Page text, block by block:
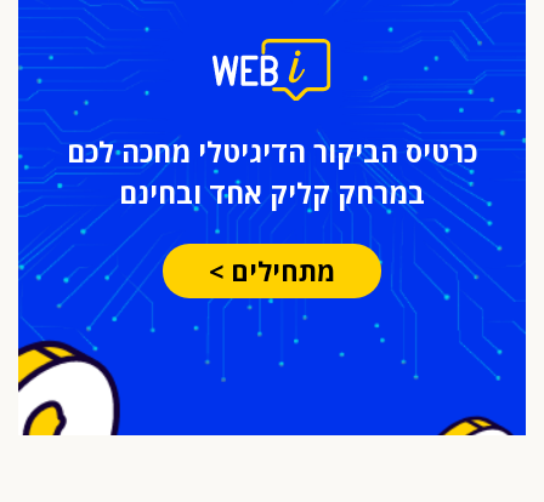
כרטיס הביקור הדיגיטלי מחכה לכם
במרחק קליק אחד ובחינם
מתחילים >